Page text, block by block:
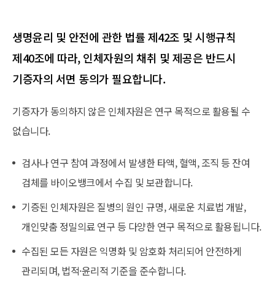
생명윤리 및 안전에 관한 법률 제42조 및 시행규칙
제40조에 따라, 인체자원의 채취 및 제공은 반드시
기증자의 서면 동의가 필요합니다.
기증자가 동의하지 않은 인체자원은 연구 목적으로 활용될 수
없습니다.
검사나 연구 참여 과정에서 발생한 타액, 혈액, 조직 등 잔여
검체를 바이오뱅크에서 수집 및 보관합니다.
기증된 인체자원은 질병의 원인 규명, 새로운 치료법 개발,
개인맞춤 정밀의료 연구 등 다양한 연구 목적으로 활용됩니다.
수집된 모든 자원은 익명화 및 암호화 처리되어 안전하게
관리되며, 법적·윤리적 기준을 준수합니다.